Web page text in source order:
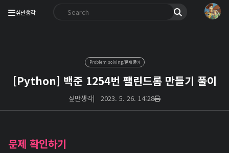
싶만생각
Problem solving/문제 풀이
[Python] 백준 1254번 팰린드롬 만들기 풀이
싶만생각| 2023. 5. 26. 14:28
문제 확인하기